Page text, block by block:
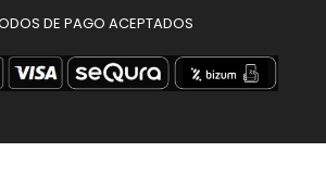
DE PAGO ACEPTADOS